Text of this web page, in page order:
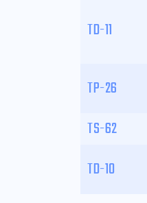
TD-11
TP-26
TS-62
TD-10